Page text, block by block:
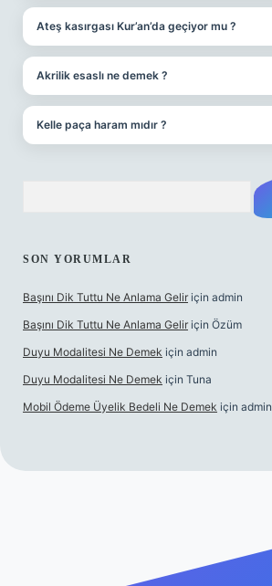
Ateş kasırgası Kur’an’da geçiyor mu ?
Akrilik esaslı ne demek ?
Kelle paça haram mıdır ?
SON YORUMLAR
Başını Dik Tuttu Ne Anlama Gelir için admin
Başını Dik Tuttu Ne Anlama Gelir için Özüm
Duyu Modalitesi Ne Demek için admin
Duyu Modalitesi Ne Demek için Tuna
Mobil Ödeme Üyelik Bedeli Ne Demek için admin